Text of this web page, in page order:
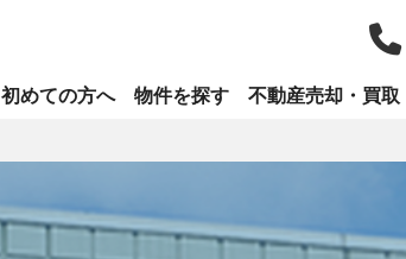
初めての方へ 物件を探す 不動産売却・買取